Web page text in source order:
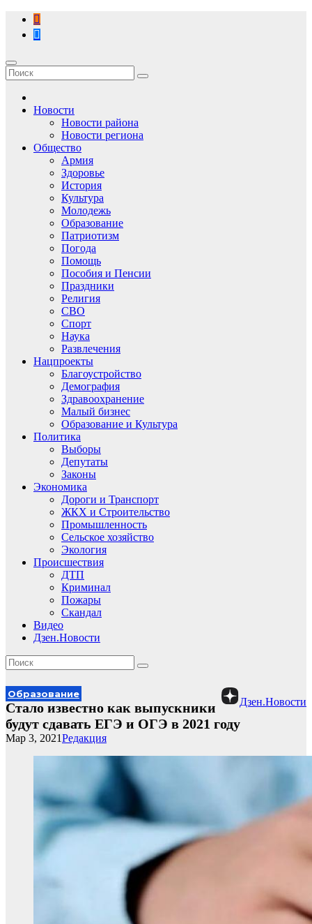
Перейти
содержимому
Новости
Новости района
Новости региона
Общество
Армия
Здоровье
История
Культура
Молодежь
Образование
Патриотизм
Погода
Помощь
Пособия и Пенсии
Праздники
Религия
СВО
Спорт
Наука
Развлечения
Нацпроекты
Благоустройство
Демография
Здравоохранение
Малый бизнес
Образование и Культура
Политика
Выборы
Депутаты
Законы
Экономика
Дороги и Транспорт
ЖКХ и Строительство
Промышленность
Сельское хозяйство
Экология
Происшествия
ДТП
Криминал
Пожары
Скандал
Видео
Дзен.Новости
Дзен.Новости
Образование
Стало известно как выпускники
будут сдавать ЕГЭ и ОГЭ в 2021 году
Редакция
Мар 3, 2021